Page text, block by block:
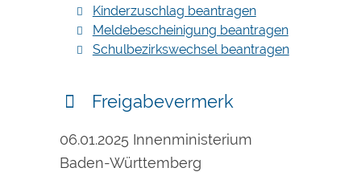
Kinderzuschlag beantragen
Meldebescheinigung beantragen
Schulbezirkswechsel beantragen
Freigabevermerk
06.01.2025 Innenministerium
Baden-Württemberg